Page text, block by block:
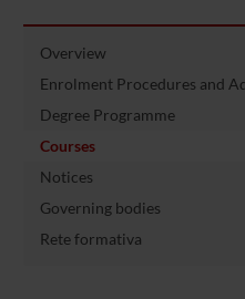
Overview
Enrolment Procedures and
Degree Programme
Courses
Notices
Governing bodies
Rete formativa